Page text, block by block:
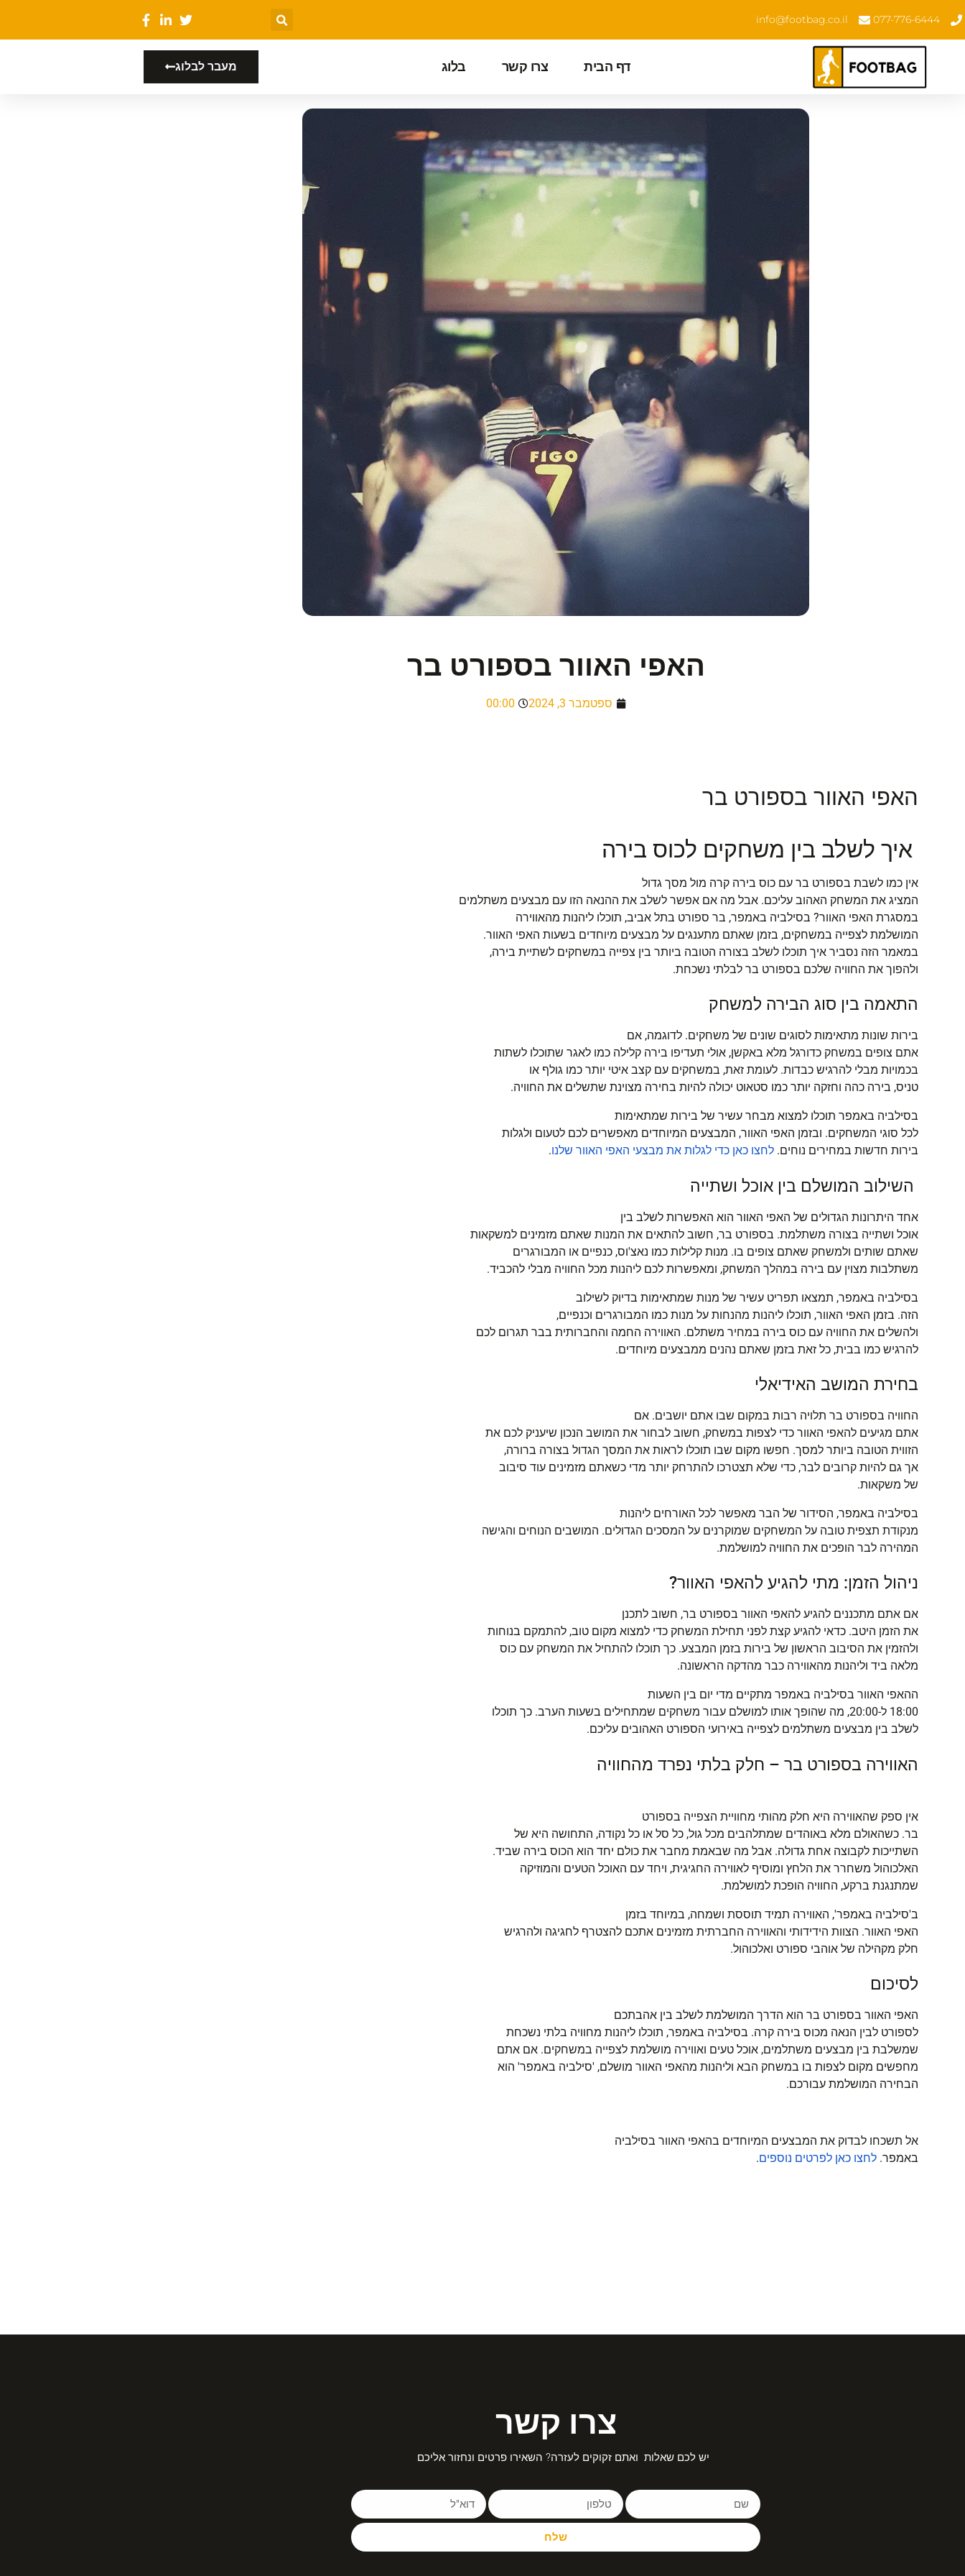
077-776-6444
info@footbag.co.il
דף הבית צרו קשר בלוג מעבר לבלוג
האפי האוור בספורט בר
ספטמבר 3, 2024 00:00
האפי האוור בספורט בר
איך לשלב בין משחקים לכוס בירה
אין כמו לשבת בספורט בר עם כוס בירה קרה מול מסך גדול
המציג את המשחק האהוב עליכם. אבל מה אם אפשר לשלב את ההנאה הזו עם מבצעים משתלמים
במסגרת האפי האוור? בסילביה באמפר, בר ספורט בתל אביב, תוכלו ליהנות מהאווירה
המושלמת לצפייה במשחקים, בזמן שאתם מתענגים על מבצעים מיוחדים בשעות האפי האוור.
במאמר הזה נסביר איך תוכלו לשלב בצורה הטובה ביותר בין צפייה במשחקים לשתיית בירה,
ולהפוך את החוויה שלכם בספורט בר לבלתי נשכחת.
התאמה בין סוג הבירה למשחק
בירות שונות מתאימות לסוגים שונים של משחקים. לדוגמה, אם
אתם צופים במשחק כדורגל מלא באקשן, אולי תעדיפו בירה קלילה כמו לאגר שתוכלו לשתות
בכמויות מבלי להרגיש כבדות. לעומת זאת, במשחקים עם קצב איטי יותר כמו גולף או
טניס, בירה כהה וחזקה יותר כמו סטאוט יכולה להיות בחירה מצוינת שתשלים את החוויה.
בסילביה באמפר תוכלו למצוא מבחר עשיר של בירות שמתאימות
לכל סוגי המשחקים. ובזמן האפי האוור, המבצעים המיוחדים מאפשרים לכם לטעום ולגלות
בירות חדשות במחירים נוחים. לחצו כאן כדי לגלות את מבצעי האפי האוור שלנו.
השילוב המושלם בין אוכל ושתייה
אחד היתרונות הגדולים של האפי האוור הוא האפשרות לשלב בין
אוכל ושתייה בצורה משתלמת. בספורט בר, חשוב להתאים את המנות שאתם מזמינים למשקאות
שאתם שותים ולמשחק שאתם צופים בו. מנות קלילות כמו נאצ'וס, כנפיים או המבורגרים
משתלבות מצוין עם בירה במהלך המשחק, ומאפשרות לכם ליהנות מכל החוויה מבלי להכביד.
בסילביה באמפר, תמצאו תפריט עשיר של מנות שמתאימות בדיוק לשילוב
הזה. בזמן האפי האוור, תוכלו ליהנות מהנחות על מנות כמו המבורגרים וכנפיים,
ולהשלים את החוויה עם כוס בירה במחיר משתלם. האווירה החמה והחברותית בבר תגרום לכם
להרגיש כמו בבית, כל זאת בזמן שאתם נהנים ממבצעים מיוחדים.
בחירת המושב האידיאלי
החוויה בספורט בר תלויה רבות במקום שבו אתם יושבים. אם
אתם מגיעים להאפי האוור כדי לצפות במשחק, חשוב לבחור את המושב הנכון שיעניק לכם את
הזווית הטובה ביותר למסך. חפשו מקום שבו תוכלו לראות את המסך הגדול בצורה ברורה,
אך גם להיות קרובים לבר, כדי שלא תצטרכו להתרחק יותר מדי כשאתם מזמינים עוד סיבוב
של משקאות.
בסילביה באמפר, הסידור של הבר מאפשר לכל האורחים ליהנות
מנקודת תצפית טובה על המשחקים שמוקרנים על המסכים הגדולים. המושבים הנוחים והגישה
המהירה לבר הופכים את החוויה למושלמת.
ניהול הזמן: מתי להגיע להאפי האוור?
אם אתם מתכננים להגיע להאפי האוור בספורט בר, חשוב לתכנן
את הזמן היטב. כדאי להגיע קצת לפני תחילת המשחק כדי למצוא מקום טוב, להתמקם בנוחות
ולהזמין את הסיבוב הראשון של בירות בזמן המבצע. כך תוכלו להתחיל את המשחק עם כוס
מלאה ביד וליהנות מהאווירה כבר מהדקה הראשונה.
ההאפי האוור בסילביה באמפר מתקיים מדי יום בין השעות
18:00 ל-20:00, מה שהופך אותו למושלם עבור משחקים שמתחילים בשעות הערב. כך תוכלו
לשלב בין מבצעים משתלמים לצפייה באירועי הספורט האהובים עליכם.
האווירה בספורט בר – חלק בלתי נפרד מהחוויה
אין ספק שהאווירה היא חלק מהותי מחוויית הצפייה בספורט
בר. כשהאולם מלא באוהדים שמתלהבים מכל גול, כל סל או כל נקודה, התחושה היא של
השתייכות לקבוצה אחת גדולה. אבל מה שבאמת מחבר את כולם יחד הוא הכוס בירה שביד.
האלכוהול משחרר את הלחץ ומוסיף לאווירה החגיגית, ויחד עם האוכל הטעים והמוזיקה
שמתנגנת ברקע, החוויה הופכת למושלמת.
ב'סילביה באמפר', האווירה תמיד תוססת ושמחה, במיוחד בזמן
האפי האוור. הצוות הידידותי והאווירה החברתית מזמינים אתכם להצטרף לחגיגה ולהרגיש
חלק מקהילה של אוהבי ספורט ואלכוהול.
לסיכום
האפי האוור בספורט בר הוא הדרך המושלמת לשלב בין אהבתכם
לספורט לבין הנאה מכוס בירה קרה. בסילביה באמפר, תוכלו ליהנות מחוויה בלתי נשכחת
שמשלבת בין מבצעים משתלמים, אוכל טעים ואווירה מושלמת לצפייה במשחקים. אם אתם
מחפשים מקום לצפות בו במשחק הבא וליהנות מהאפי האוור מושלם, 'סילביה באמפר' הוא
הבחירה המושלמת עבורכם.
אל תשכחו לבדוק את המבצעים המיוחדים בהאפי האוור בסילביה
באמפר. לחצו כאן לפרטים נוספים.
צרו קשר
יש לכם שאלות ואתם זקוקים לעזרה? השאירו פרטים ונחזור אליכם
שלח